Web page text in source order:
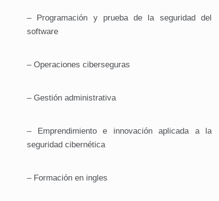
– Programación y prueba de la seguridad del
software
– Operaciones ciberseguras
– Gestión administrativa
– Emprendimiento e innovación aplicada a la
seguridad cibernética
– Formación en ingles